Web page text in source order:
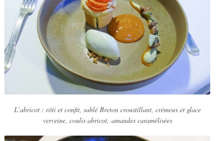
L’abricot : rôti et confit, sablé Breton croustillant, crémeux et glace
verveine, coulis abricot, amandes caramélisées